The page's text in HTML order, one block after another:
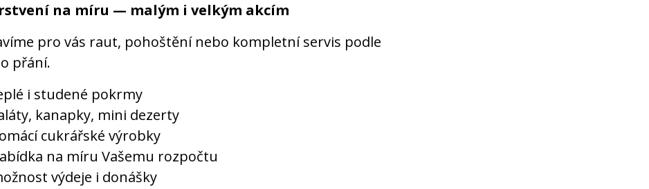
na míru — malým i velkým akcím
pro vás raut, pohoštění nebo kompletní servis podle
přání.
i studené pokrmy
kanapky, mini dezerty
cukrářské výrobky
na míru Vašemu rozpočtu
výdeje i donášky